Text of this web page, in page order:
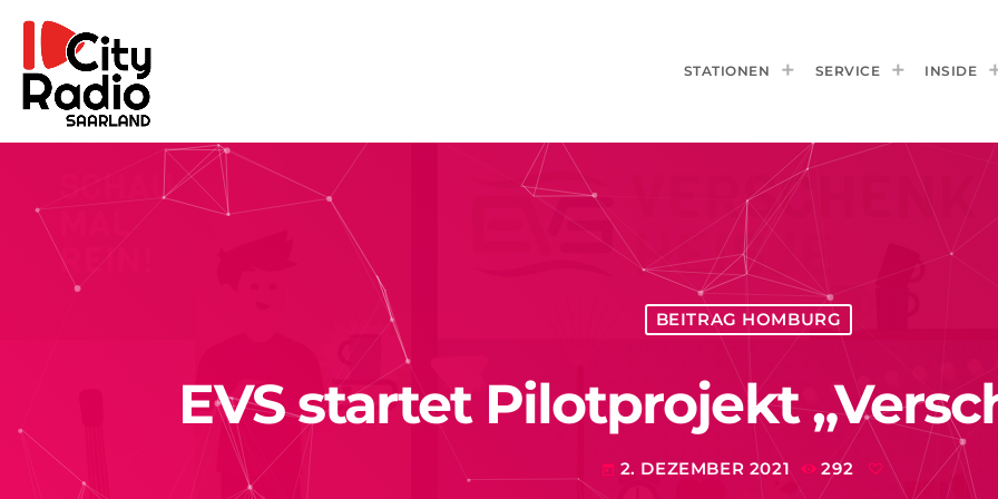
STATIONEN SERVICE INSIDE
BEITRAG HOMBURG
EVS startet Pilotprojekt
today 2. DEZEMBER 2021 292